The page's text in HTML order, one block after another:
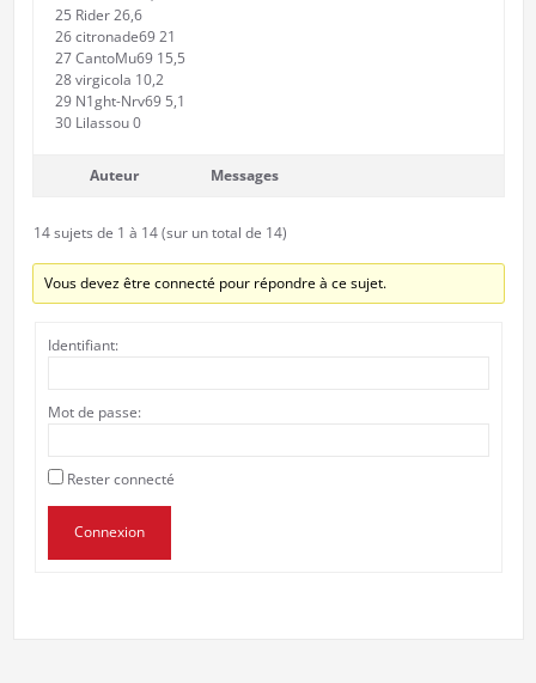
25 Rider 26,6
26 citronade69 21
27 CantoMu69 15,5
28 virgicola 10,2
29 N1ght-Nrv69 5,1
30 Lilassou 0
Auteur Messages
14 sujets de 1 à 14 (sur un total de 14)
Vous devez être connecté pour répondre à ce sujet.
Identifiant:
Mot de passe:
Rester connecté
Connexion